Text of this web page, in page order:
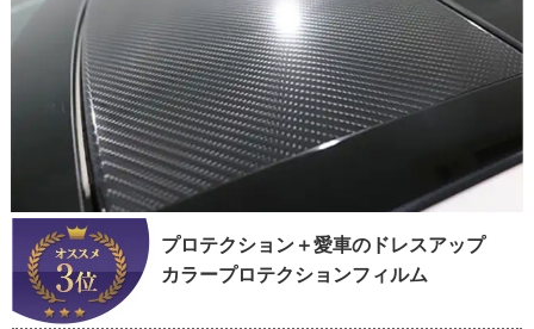
プロテクション＋愛車のドレスアップ
カラープロテクションフィルム